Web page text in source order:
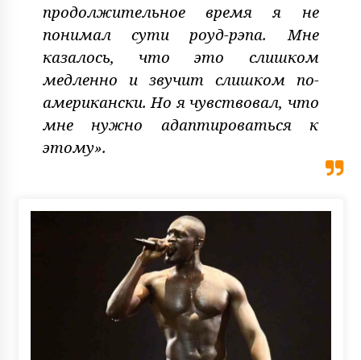
продолжительное время я не
понимал сути роуд-рэпа. Мне
казалось, что это слишком
медленно и звучит слишком по-
американски. Но я чувствовал, что
мне нужно адаптироваться к
этому».